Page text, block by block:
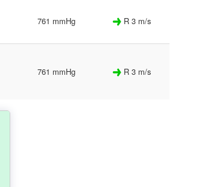
761 mmHg R 3 m/s
761 mmHg R 3 m/s